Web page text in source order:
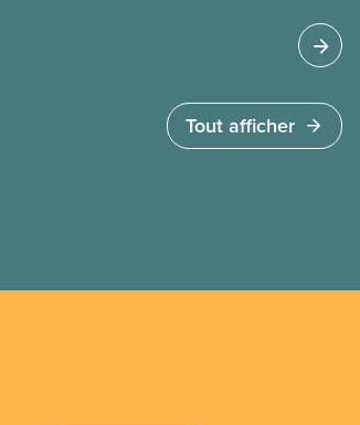
Tout afficher